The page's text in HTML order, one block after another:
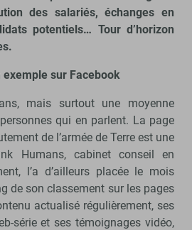
des salariés, échanges en
potentiels… Tour d’horizon
exemple sur Facebook
mais surtout une moyenne
qui en parlent. La page
de l’armée de Terre est une
Humans, cabinet conseil en
l’a d’ailleurs placée le mois
de son classement sur les pages
actualisé régulièrement, ses
série et ses témoignages vidéo,